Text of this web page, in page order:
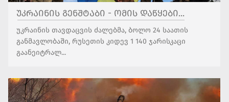
უკრაინის გენშტაბი - ომის დაწყები...
უკრაინის თავდაცვის ძალებმა, ბოლო 24 საათის
განმავლობაში, რუსეთის კიდევ 1 140 ჯარისკაცი
გაანეიტრალ...